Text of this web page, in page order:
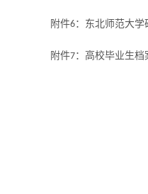
附件6：东北师范大学
附件7：高校毕业生档